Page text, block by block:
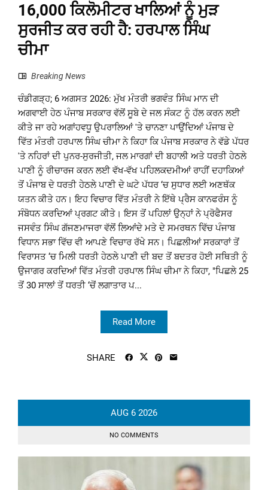
16,000 ਕਿਲੋਮੀਟਰ ਖਾਲਿਆਂ ਨੂੰ ਮੁੜ
ਸੁਰਜੀਤ ਕਰ ਰਹੀ ਹੈ: ਹਰਪਾਲ ਸਿੰਘ
ਚੀਮਾ
Breaking News
ਚੰਡੀਗੜ੍ਹ; 6 ਅਗਸਤ 2026: ਮੁੱਖ ਮੰਤਰੀ ਭਗਵੰਤ ਸਿੰਘ ਮਾਨ ਦੀ
ਅਗਵਾਈ ਹੇਠ ਪੰਜਾਬ ਸਰਕਾਰ ਵੱਲੋਂ ਸੂਬੇ ਦੇ ਜਲ ਸੰਕਟ ਨੂੰ ਹੱਲ ਕਰਨ ਲਈ
ਕੀਤੇ ਜਾ ਰਹੇ ਅਗਾਂਹਵਧੂ ਉਪਰਾਲਿਆਂ 'ਤੇ ਚਾਨਣਾ ਪਾਉਂਦਿਆਂ ਪੰਜਾਬ ਦੇ
ਵਿੱਤ ਮੰਤਰੀ ਹਰਪਾਲ ਸਿੰਘ ਚੀਮਾ ਨੇ ਕਿਹਾ ਕਿ ਪੰਜਾਬ ਸਰਕਾਰ ਨੇ ਵੱਡੇ ਪੱਧਰ
'ਤੇ ਨਹਿਰਾਂ ਦੀ ਪੁਨਰ-ਸੁਰਜੀਤੀ, ਜਲ ਮਾਰਗਾਂ ਦੀ ਬਹਾਲੀ ਅਤੇ ਧਰਤੀ ਹੇਠਲੇ
ਪਾਣੀ ਨੂੰ ਰੀਚਾਰਜ ਕਰਨ ਲਈ ਵੱਖ-ਵੱਖ ਪਹਿਲਕਦਮੀਆਂ ਰਾਹੀਂ ਦਹਾਕਿਆਂ
ਤੋਂ ਪੰਜਾਬ ਦੇ ਧਰਤੀ ਹੇਠਲੇ ਪਾਣੀ ਦੇ ਘਟੇ ਪੱਧਰ ‘ਚ ਸੁਧਾਰ ਲਈ ਅਣਥੱਕ
ਯਤਨ ਕੀਤੇ ਹਨ। ਇਹ ਵਿਚਾਰ ਵਿੱਤ ਮੰਤਰੀ ਨੇ ਇੱਥੇ ਪ੍ਰੈਸ ਕਾਨਫਰੰਸ ਨੂੰ
ਸੰਬੋਧਨ ਕਰਦਿਆਂ ਪ੍ਰਗਟ ਕੀਤੇ। ਇਸ ਤੋਂ ਪਹਿਲਾਂ ਉਨ੍ਹਾਂ ਨੇ ਪ੍ਰੋਫੈਸਰ
ਜਸਵੰਤ ਸਿੰਘ ਗੱਜਣਮਾਜਰਾ ਵੱਲੋਂ ਲਿਆਂਦੇ ਮਤੇ ਦੇ ਸਮਰਥਨ ਵਿੱਚ ਪੰਜਾਬ
ਵਿਧਾਨ ਸਭਾ ਵਿੱਚ ਵੀ ਆਪਣੇ ਵਿਚਾਰ ਰੱਖੇ ਸਨ। ਪਿਛਲੀਆਂ ਸਰਕਾਰਾਂ ਤੋਂ
ਵਿਰਾਸਤ ‘ਚ ਮਿਲੀ ਧਰਤੀ ਹੇਠਲੇ ਪਾਣੀ ਦੀ ਬਦ ਤੋਂ ਬਦਤਰ ਹੋਈ ਸਥਿਤੀ ਨੂੰ
ਉਜਾਗਰ ਕਰਦਿਆਂ ਵਿੱਤ ਮੰਤਰੀ ਹਰਪਾਲ ਸਿੰਘ ਚੀਮਾ ਨੇ ਕਿਹਾ, "ਪਿਛਲੇ 25
ਤੋਂ 30 ਸਾਲਾਂ ਤੋਂ ਧਰਤੀ ‘ਚੋਂ ਲਗਾਤਾਰ ਪ...
Read More
SHARE
AUG 6 2026
NO COMMENTS